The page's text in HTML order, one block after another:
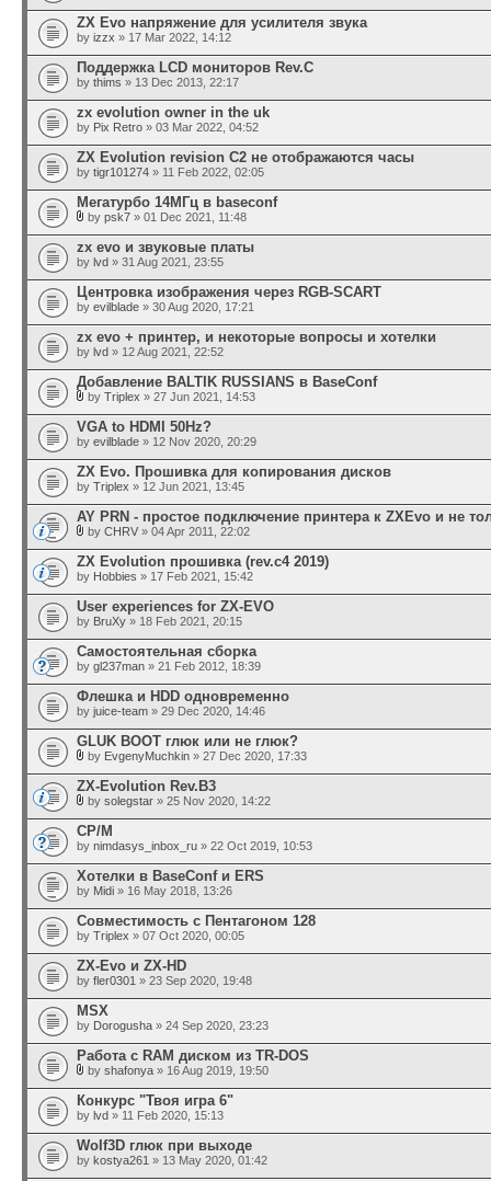
ZX Evo напряжение для усилителя звука
by izzx » 17 Mar 2022, 14:12
Поддержка LCD мониторов Rev.C
by thims » 13 Dec 2013, 22:17
zx evolution owner in the uk
by Pix Retro » 03 Mar 2022, 04:52
ZX Evolution revision C2 не отображаются часы
by tigr101274 » 11 Feb 2022, 02:05
Мегатурбо 14МГц в baseconf
by psk7 » 01 Dec 2021, 11:48
zx evo и звуковые платы
by lvd » 31 Aug 2021, 23:55
Центровка изображения через RGB-SCART
by evilblade » 30 Aug 2020, 17:21
zx evo + принтер, и некоторые вопросы и хотелки
by lvd » 12 Aug 2021, 22:52
Добавление BALTIK RUSSIANS в BaseConf
by Triplex » 27 Jun 2021, 14:53
VGA to HDMI 50Hz?
by evilblade » 12 Nov 2020, 20:29
ZX Evo. Прошивка для копирования дисков
by Triplex » 12 Jun 2021, 13:45
AY PRN - простое подключение принтера к ZXEvo и не
by CHRV » 04 Apr 2011, 22:02
ZX Evolution прошивка (rev.c4 2019)
by Hobbies » 17 Feb 2021, 15:42
User experiences for ZX-EVO
by BruXy » 18 Feb 2021, 20:15
Самостоятельная сборка
by gl237man » 21 Feb 2012, 18:39
Флешка и HDD одновременно
by juice-team » 29 Dec 2020, 14:46
GLUK BOOT глюк или не глюк?
by EvgenyMuchkin » 27 Dec 2020, 17:33
ZX-Evolution Rev.B3
by solegstar » 25 Nov 2020, 14:22
CP/M
by nimdasys_inbox_ru » 22 Oct 2019, 10:53
Хотелки в BaseConf и ERS
by Midi » 16 May 2018, 13:26
Совместимость с Пентагоном 128
by Triplex » 07 Oct 2020, 00:05
ZX-Evo и ZX-HD
by fler0301 » 23 Sep 2020, 19:48
MSX
by Dorogusha » 24 Sep 2020, 23:23
Работа с RAM диском из TR-DOS
by shafonya » 16 Aug 2019, 19:50
Конкурс "Твоя игра 6"
by lvd » 11 Feb 2020, 15:13
Wolf3D глюк при выходе
by kostya261 » 13 May 2020, 01:42